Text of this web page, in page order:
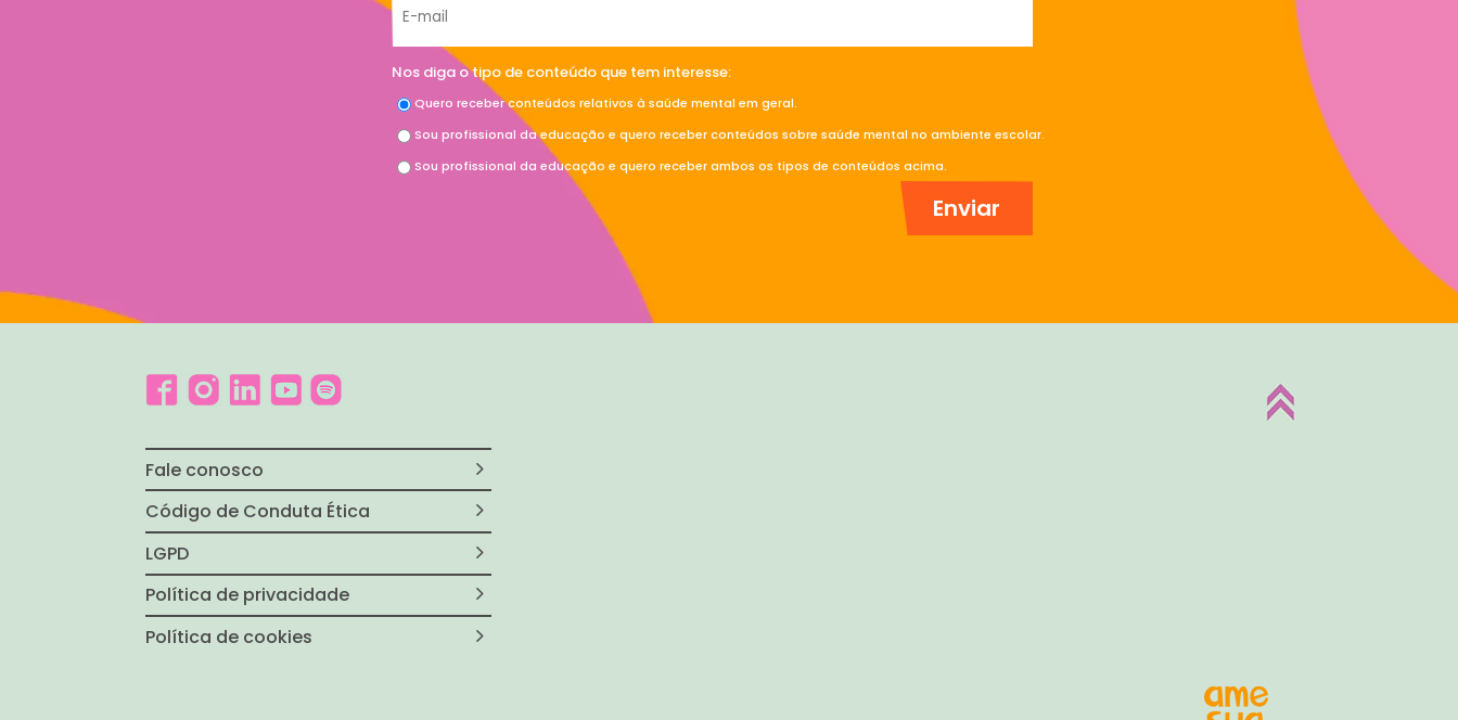
Nos diga o tipo de conteúdo que tem interesse:
Quero receber conteúdos relativos à saúde mental em geral.
Sou profissional da educação e quero receber conteúdos sobre saúde mental no ambiente escolar.
Sou profissional da educação e quero receber ambos os tipos de conteúdos acima.
Fale conosco
Código de Conduta Ética
LGPD
Política de privacidade
Política de cookies